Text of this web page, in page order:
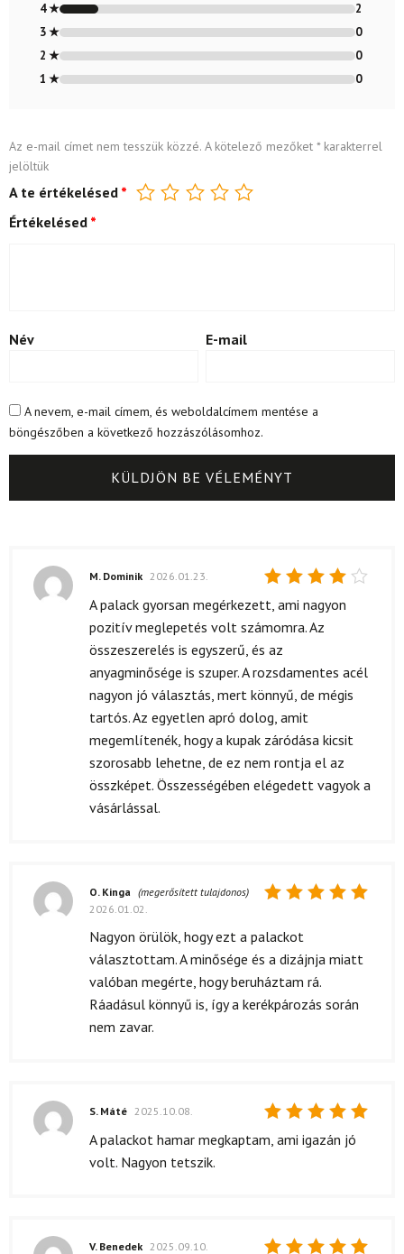
4 ★
2
3 ★
0
2 ★
0
1 ★
0
Az e-mail címet nem tesszük közzé. A kötelező mezőket *karakterrel
jelöltük
A te értékelésed *
Értékelésed *
Név E-mail
A nevem, e-mail címem, és weboldalcímem mentése a
böngészőben a következő hozzászólásomhoz.
Értékelés:
4
M. Dominik 2026.01.23.
A palack gyorsan megérkezett, ami nagyon
pozitív meglepetés volt számomra. Az
összeszerelés is egyszerű, és az
anyagminősége is szuper. A rozsdamentes acél
nagyon jó választás, mert könnyű, de mégis
tartós. Az egyetlen apró dolog, amit
megemlítenék, hogy a kupak záródása kicsit
szorosabb lehetne, de ez nem rontja el az
összképet. Összességében elégedett vagyok a
vásárlással.
5/ 5
O. Kinga (megerősített tulajdonos)
2026.01.02.
Nagyon örülök, hogy ezt a palackot
választottam. A minősége és a dizájnja miatt
valóban megérte, hogy beruháztam rá.
Ráadásul könnyű is, így a kerékpározás során
nem zavar.
Értékelés:
5
/ 5
S. Máté 2025.10.08.
A palackot hamar megkaptam, ami igazán jó
volt. Nagyon tetszik.
V. Benedek 2025.09.10.